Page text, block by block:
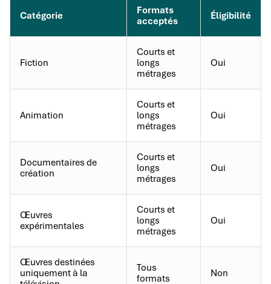
Catégorie
Formats
acceptés
Éligibilité
Fiction
Courts et
longs
métrages
Oui
Animation
Courts et
longs
métrages
Oui
Documentaires de
création
Courts et
longs
métrages
Oui
Œuvres
expérimentales
Courts et
longs
métrages
Oui
Œuvres destinées
uniquement à la
Tous
formats
Non